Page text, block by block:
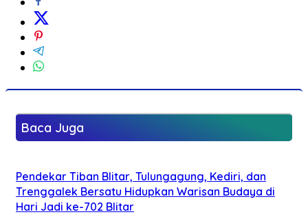
Baca Juga
Pendekar Tiban Blitar, Tulungagung, Kediri, dan
Trenggalek Bersatu Hidupkan Warisan Budaya di
Hari Jadi ke-702 Blitar